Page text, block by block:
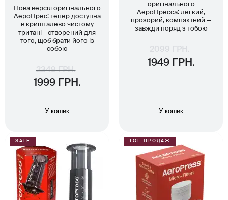
Нова версія оригінального
АероПрес: тепер доступна
в кришталево чистому
тритані— створений для
того, щоб брати його із
собою
2349 ГРН.
1999 ГРН.
У кошик
оригінального
АероПресса: легкий,
прозорий, компактний —
завжди поряд з тобою
2099 ГРН.
1949 ГРН.
У кошик
SALE ТОП ПРОДАЖ